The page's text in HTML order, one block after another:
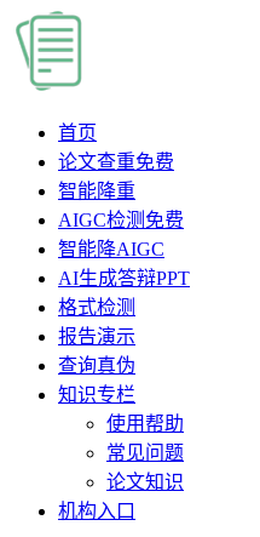
首页
论文查重免费
智能降重
AIGC检测 免费
智能降AIGC
AI生成答辩PPT
格式检测
报告演示
查询真伪
知识专栏
使用帮助
常见问题
论文知识
机构入口